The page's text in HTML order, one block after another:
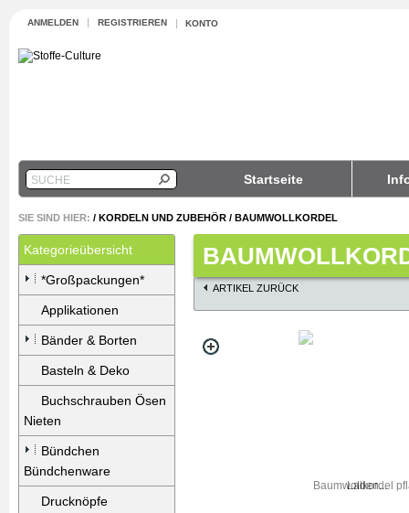
ANMELDEN REGISTRIEREN KONTO
Startseite
SUCHE
SIE SIND HIER: / KORDELN UND ZUBEHÖR / BAUMWOLLKORDEL
Kategorieübersicht
*Großpackungen*
Applikationen
Bänder & Borten
Basteln & Deko
Buchschrauben Ösen
Nieten
Bündchen
Bündchenware
Drucknöpfe
ARTIKEL ZURÜCK
Laden...